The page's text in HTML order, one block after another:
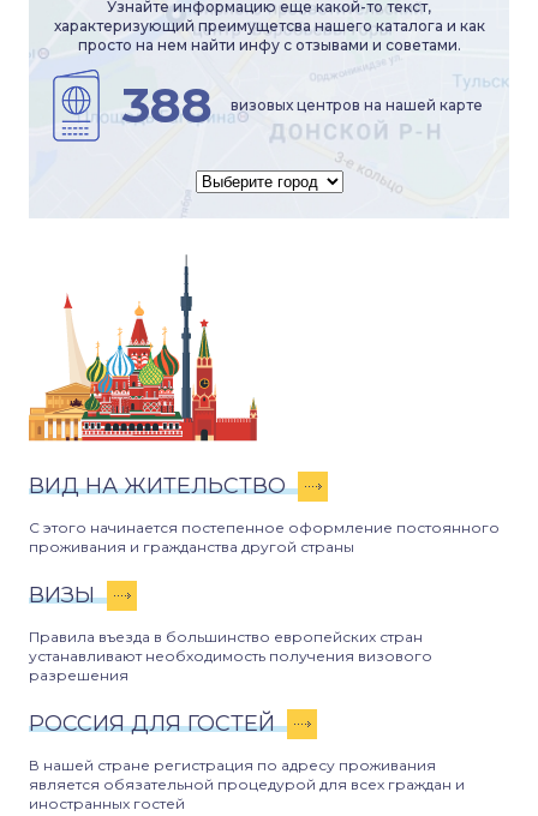
Узнайте информацию еще какой-то текст,
характеризующий преимущетсва нашего каталога и как
просто на нем найти инфу с отзывами и советами.
388 визовых центров на нашей карте
ВИД НА ЖИТЕЛЬСТВО
С этого начинается постепенное оформление постоянного
проживания и гражданства другой страны
ВИЗЫ
Правила въезда в большинство европейских стран
устанавливают необходимость получения визового
разрешения
РОССИЯ ДЛЯ ГОСТЕЙ
В нашей стране регистрация по адресу проживания
является обязательной процедурой для всех граждан и
иностранных гостей